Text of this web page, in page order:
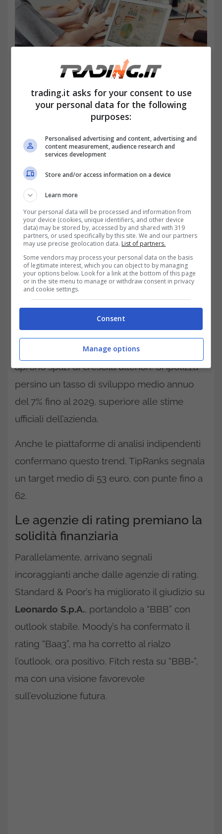
Leonardo al centro delle attenzioni delle banche d’affari-
Jefferies è andata oltre, lanciando la
copertura sul titolo con un target di ben 52
euro. Per gli analisti americani, la posizione
di Leonardo nel comparto difesa è
particolarmente solida, e le nuove iniziative,
come la joint venture nel settore terrestre,
aprono spazi di crescita ulteriori. Si ipotizza
persino un tasso di sviluppo medio annuo
del 7% fino al 2029, superiore alle stime
ufficiali dell’azienda.
Anche le piattaforme di analisi indipendenti
confermano questo trend. TipRanks segnala
un target medio di 53 euro, con punte fino a
62.
Le agenzie di rating premiano la
solidità finanziaria
Parallelamente, arrivano segnali
incoraggianti anche dalle agenzie di rating.
Standard & Poor’s ha migliorato il giudizio su
Leonardo S.p.A., portandolo a “BBB” con
outlook stabile. Moody’s ha confermato il
rating “Baa3”, ma ha corretto al rialzo
l’outlook, ora positivo. Fitch resta su “BBB‑”,
ma con una visione favorevole
sull’evoluzione futura.
trading.it asks for your consent to use
your personal data for the following
purposes:
Personalised advertising and content, advertising and
content measurement, audience research and
services development
Store and/or access information on a device
Learn more
Your personal data will be processed and information from
your device (cookies, unique identifiers, and other device
data) may be stored by, accessed by and shared with 319
partners, or used specifically by this site. We and our partners
may use precise geolocation data. List of partners.
Some vendors may process your personal data on the basis
of legitimate interest, which you can object to by managing
your options below. Look for a link at the bottom of this page
or in the site menu to manage or withdraw consent in privacy
and cookie settings.
Consent
Manage options